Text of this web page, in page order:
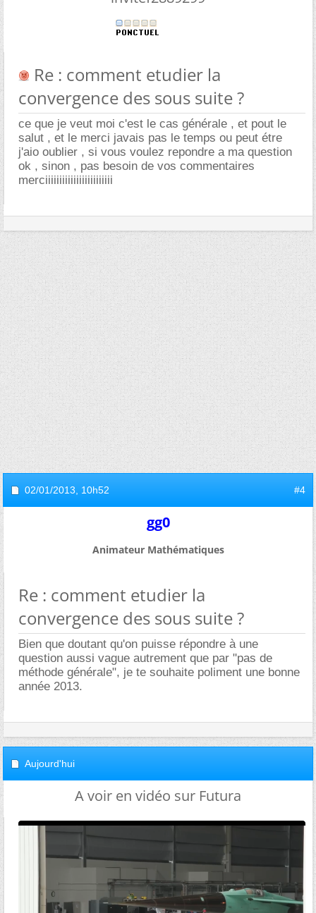
Re : comment etudier la
convergence des sous suite ?
ce que je veut moi c'est le cas générale , et pout le
salut , et le merci javais pas le temps ou peut étre
j'aio oublier , si vous voulez repondre a ma question
ok , sinon , pas besoin de vos commentaires
merciiiiiiiiiiiiiiiiiiiiiiii
02/01/2013, 10h52 #4
gg0
Animateur Mathématiques
Re : comment etudier la
convergence des sous suite ?
Bien que doutant qu'on puisse répondre à une
question aussi vague autrement que par "pas de
méthode générale", je te souhaite poliment une bonne
année 2013.
Aujourd'hui
A voir en vidéo sur Futura